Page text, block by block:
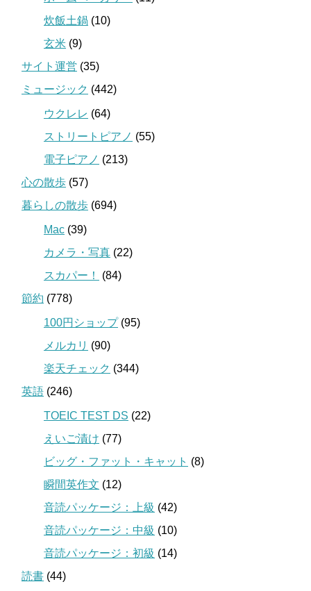
炊飯土鍋 (10)
玄米 (9)
サイト運営 (35)
ミュージック (442)
ウクレレ (64)
ストリートピアノ (55)
電子ピアノ (213)
心の散歩 (57)
暮らしの散歩 (694)
Mac (39)
カメラ・写真 (22)
スカパー！
(84)
節約 (778)
100円ショップ(95)
メルカリ (90)
楽天チェック (344)
英語 (246)
TOEIC TEST DS (22)
えいご漬け (77)
ビッグ・ファット・キャット (8)
瞬間英作文 (12)
音読パッケージ：上級 (42)
音読パッケージ：中級 (10)
音読パッケージ：初級 (14)
読書 (44)